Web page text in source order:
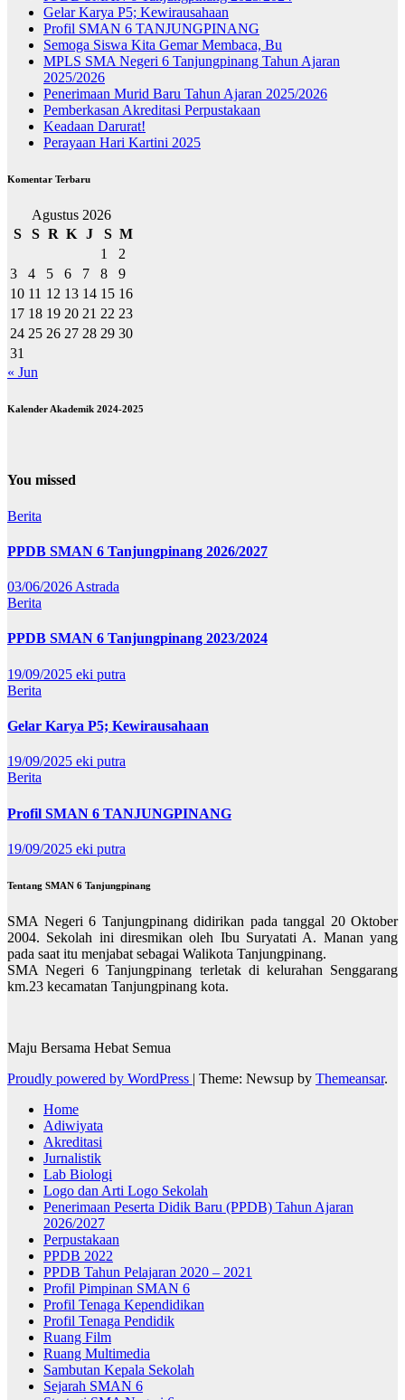
Gelar Karya P5; Kewirausahaan
Profil SMAN 6 TANJUNGPINANG
Semoga Siswa Kita Gemar Membaca, Bu
MPLS SMA Negeri 6 Tanjungpinang Tahun Ajaran
2025/2026
Penerimaan Murid Baru Tahun Ajaran 2025/2026
Pemberkasan Akreditasi Perpustakaan
Keadaan Darurat!
Perayaan Hari Kartini 2025
Komentar Terbaru
Agustus 2026
S
S R K J S M
1
2
3
4 5 6 7 8
9
10 11 12 13 14 15 16
17 18 19 20 21 22 23
24 25 26 27 28 29 30
31
« Jun
Kalender Akademik 2024-2025
You missed
Berita
PPDB SMAN 6 Tanjungpinang 2026/2027
03/06/2026 Astrada
Berita
PPDB SMAN 6 Tanjungpinang 2023/2024
19/09/2025 eki putra
Berita
Gelar Karya P5; Kewirausahaan
19/09/2025 eki putra
Berita
Profil SMAN 6 TANJUNGPINANG
19/09/2025 eki putra
Tentang SMAN 6 Tanjungpinang
SMA Negeri 6 Tanjungpinang didirikan pada tanggal 20 Oktober
2004. Sekolah ini diresmikan oleh Ibu Suryatati A. Manan yang
pada saat itu menjabat sebagai Walikota Tanjungpinang.
SMA Negeri 6 Tanjungpinang terletak di kelurahan Senggarang
km.23 kecamatan Tanjungpinang kota.
Maju Bersama Hebat Semua
Proudly powered by WordPress | Theme: Newsup by Themeansar.
Home
Adiwiyata
Akreditasi
Jurnalistik
Lab Biologi
Logo dan Arti Logo Sekolah
Penerimaan Peserta Didik Baru (PPDB) Tahun Ajaran
2026/2027
Perpustakaan
PPDB 2022
PPDB Tahun Pelajaran 2020 – 2021
Profil Pimpinan SMAN 6
Profil Tenaga Kependidikan
Profil Tenaga Pendidik
Ruang Film
Ruang Multimedia
Sambutan Kepala Sekolah
Sejarah SMAN 6